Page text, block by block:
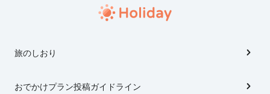
旅のしおり
おでかけプラン投稿ガイドライン